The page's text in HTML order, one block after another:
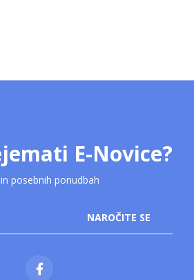
E-Novice?
posebnih ponudbah
NAROČITE SE